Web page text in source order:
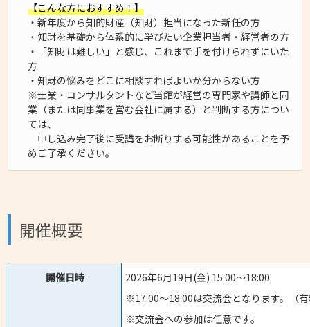
【こんな方におすすめ！】
・新年度から知的財産（知財）担当になった新任の方
・知財を基礎から体系的に学びたい企業担当者・経営者の方
・「知財は難しい」と感じ、これまで手を付けられずにいた
方
・知財の悩みをどこに相談すればよいか分からない方
※士業・コンサルタントなど当館が経営の専門家や講師と同
業（または同事業を営む会社に属する）と判断する方につい
ては、
申し込み完了後に受講をお断りする可能性があることを予
めご了承ください。
開催概要
開催日時
2026年6月19日(金) 15:00〜18:00
※17:00～18:00は交流会となります。（
※交流会への参加は任意です。